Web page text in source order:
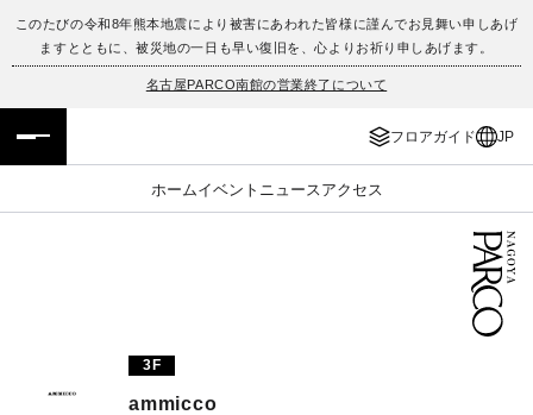
このたびの令和8年熊本地震により被害にあわれた皆様に謹んでお見舞い申しあげ
ますとともに、被災地の一日も早い復旧を、心よりお祈り申しあげます。
名古屋PARCO南館の営業終了について
フロアガイド JP
ホームイベント ニュース アクセス
フロアガイド
イベント・ポップアップ
TAX FREE
ENGLISH
3F
ammicco